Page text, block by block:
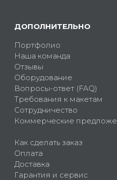
ДОПОЛНИТЕЛЬНО
Портфолио
Наша команда
Отзывы
Оборудование
Вопросы-ответ (FAQ)
Требования к макетам
Сотрудничество
Коммерческие
Как сделать заказ
Оплата
Доставка
Гарантия и сервис